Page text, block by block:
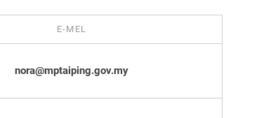
E-MEL
nora@mptaiping.gov.my